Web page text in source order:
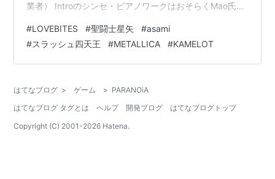
業者） Introのシンセ・ピアノワークはおそらくMao氏の
CANVAS 冥王神話」のハーデス地上降臨シーンを思わせ
ます。 その後、初期METALLICAを思わせる重厚なリフで
スローインファストに展開、LOVEBITESはスラッシュ四
の展開、時に聴…
#LOVEBITES #聖闘士星矢 #asami
#スラッシュ四天王 #METALLICA #KAMELOT
はてなブログ > ゲーム > PARANOiA
はてなブログ タグとは
ヘルプ 開発ブログ
はてなブログトップ
Copyright (C) 2001-2026 Hatena.